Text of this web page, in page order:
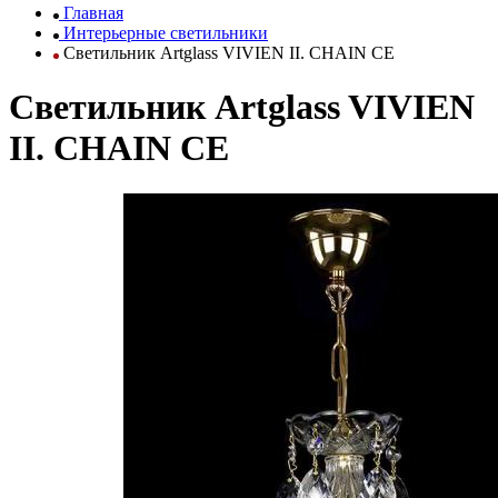
Главная
Интерьерные светильники
Светильник Artglass VIVIEN II. CHAIN CE
Светильник Artglass VIVIEN
II. CHAIN CE